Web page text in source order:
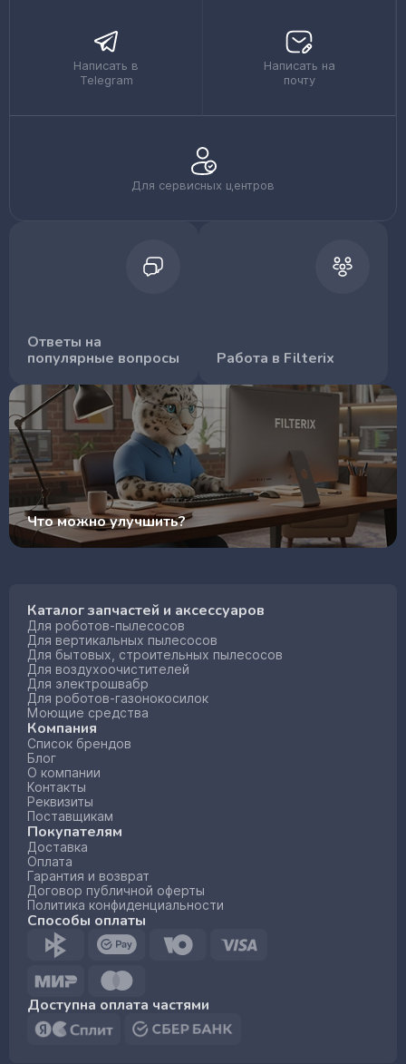
Написать в
Telegram
Написать на
почту
Для сервисных центров
Ответы на
популярные вопросы
Работа в Filterix
Что можно улучшить?
Каталог запчастей и аксессуаров
Для роботов-пылесосов
Для вертикальных пылесосов
Для бытовых, строительных пылесосов
Для воздухоочистителей
Для электрошвабр
Для роботов-газонокосилок
Моющие средства
Компания
Список брендов
Блог
О компании
Контакты
Реквизиты
Поставщикам
Покупателям
Доставка
Оплата
Гарантия и возврат
Договор публичной оферты
Политика конфиденциальности
Способы оплаты
Доступна оплата частями